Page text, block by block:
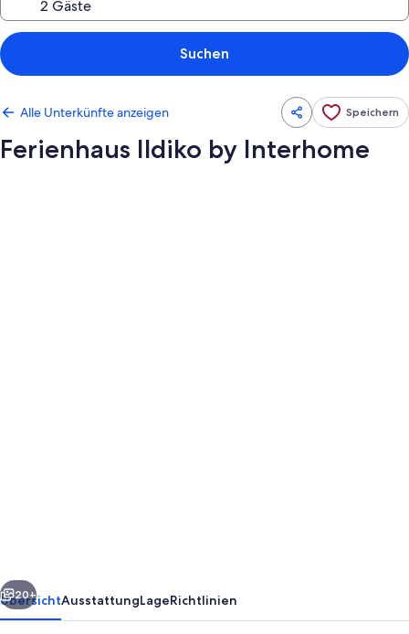
Suchen
Alle Unterkünfte anzeigen Speichern
Ferienhaus Ildiko by Interhome
Weiter
20+
ÜbersichtAusstattungLageRichtlinien